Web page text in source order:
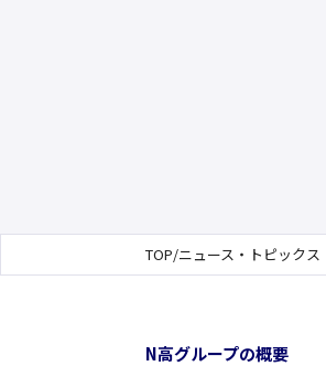
TOP/ニュース・トピックス
N高グループの概要